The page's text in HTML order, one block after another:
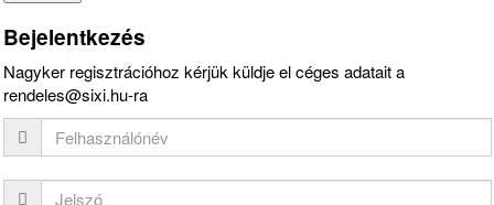
Bejelentkezés
Nagyker regisztrációhoz kérjük küldje el céges adatait a
rendeles@sixi.hu-ra